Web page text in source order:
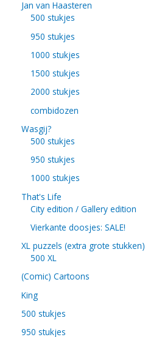
Jan van Haasteren
500 stukjes
950 stukjes
1000 stukjes
1500 stukjes
2000 stukjes
combidozen
Wasgij?
500 stukjes
950 stukjes
1000 stukjes
That's Life
City edition / Gallery edition
Vierkante doosjes: SALE!
XL puzzels (extra grote stukken)
500 XL
(Comic) Cartoons
King
500 stukjes
950 stukjes